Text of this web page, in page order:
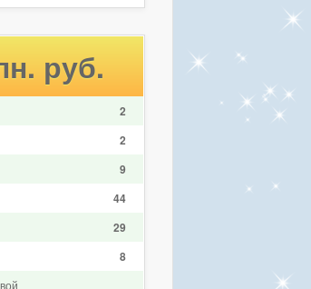
руб.
2
2
9
44
29
8